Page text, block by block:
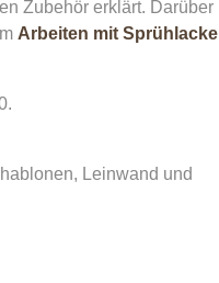
Zubehör erklärt. Darüber
Arbeiten mit
Leinwand und